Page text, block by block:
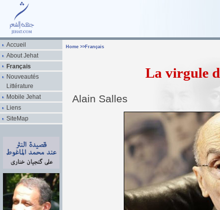
Accueil
About Jehat
Français
Nouveautés
Littérature
Mobile Jehat
Liens
SiteMap
Home >> Français
La virgule
Alain Salles